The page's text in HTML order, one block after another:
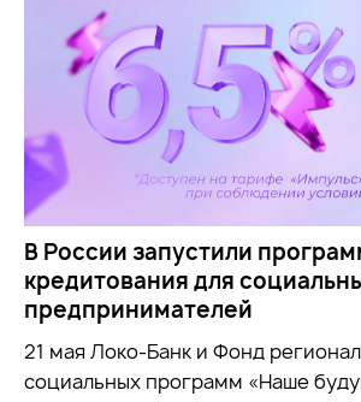
В России запустили
кредитования для
предпринимателей
21 мая Локо-Банк и Фонд
социальных программ «Наше